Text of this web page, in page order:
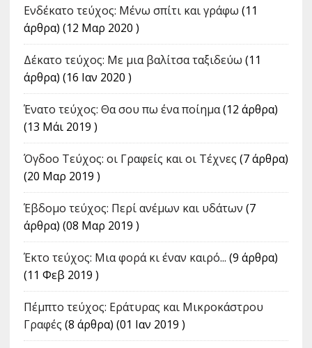
Ενδέκατο τεύχος: Μένω σπίτι και γράφω (11
άρθρα) (12 Μαρ 2020 )
Δέκατο τεύχος: Με μια βαλίτσα ταξιδεύω (11
άρθρα) (16 Ιαν 2020 )
Ένατο τεύχος: Θα σου πω ένα ποίημα(12 άρθρα)
(13 Μάι 2019 )
Όγδοο Τεύχος: οι Γραφείς και οι Τέχνες (7 άρθρα)
(20 Μαρ 2019 )
Έβδομο τεύχος: Περί ανέμων και υδάτων (7
άρθρα) (08 Μαρ 2019 )
Έκτο τεύχος: Μια φορά κι έναν καιρό... (9 άρθρα)
(11 Φεβ 2019 )
Πέμπτο τεύχος: Εράτυρας και Μικροκάστρου
Γραφές (8 άρθρα) (01 Ιαν 2019 )